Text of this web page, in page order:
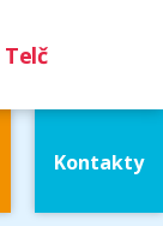
Telč
Kontakty